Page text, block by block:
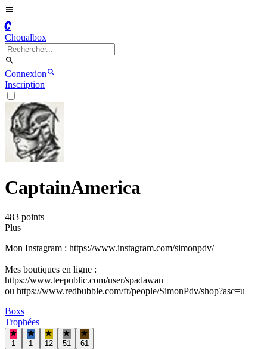
C
Choualbox
Connexion
Inscription
CaptainAmerica
483 points
Plus
Mon Instagram : https://www.instagram.com/simonpdv/
Mes boutiques en ligne :
https://www.teepublic.com/user/spadawan
ou https://www.redbubble.com/fr/people/SimonPdv/shop?asc=u
Boxs
Trophées
1 1 12 51 61